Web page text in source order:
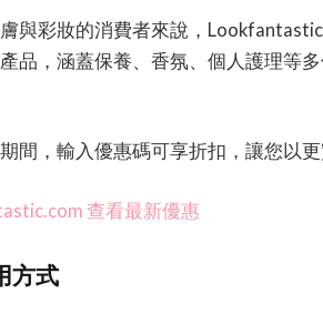
與彩妝的消費者來說，
品，涵蓋保養、香氛、個人護理等
間，輸入優惠碼可享折扣，讓您以
查看最新優惠
方式